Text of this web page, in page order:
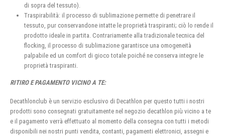
di sopra del tessuto).
Traspirabilità: il processo di sublimazione permette di penetrare il
tessuto, pur conservandone intatte le proprietà traspiranti; ciò lo rende il
prodotto ideale in partita. Contrariamente alla tradizionale tecnica del
flocking, il processo di sublimazione garantisce una omogeneità
palpabile ed un comfort di gioco totale poiché ne conserva integre le
proprietà traspiranti.
RITIRO E PAGAMENTO VICINO A TE:
Decathlonclub è un servizio esclusivo di Decathlon per questo tutti i nostri
prodotti sono consegnati gratuitamente nel negozio decathlon più vicino a te
e il pagamento verrà effettuato al momento della consegna con tutti i metodi
disponibili nei nostri punti vendita, contanti, pagamenti elettronici, assegni e